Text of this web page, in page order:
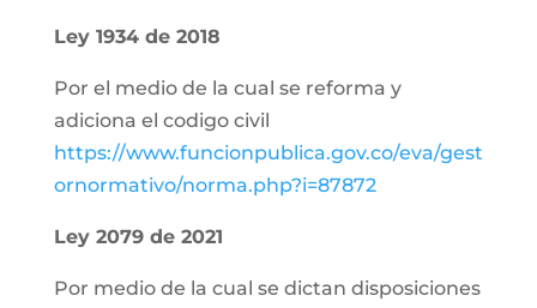
Ley 1934 de 2018
Por el medio de la cual se reforma y
adiciona el codigo civil
https://www.funcionpublica.gov.co/eva/gest
ornormativo/norma.php?i=87872
Ley 2079 de 2021
Por medio de la cual se dictan disposiciones